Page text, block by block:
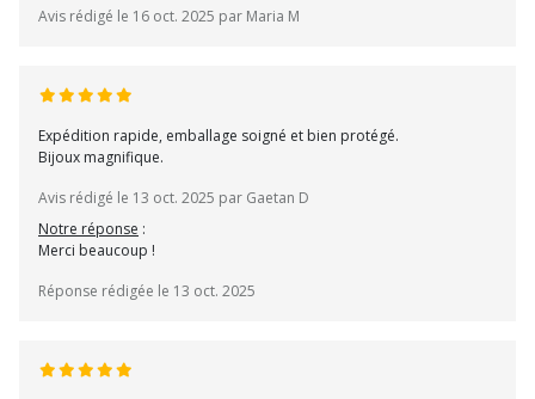
Avis rédigé le 16 oct. 2025 par Maria M
Expédition rapide, emballage soigné et bien protégé.
Bijoux magnifique.
Avis rédigé le 13 oct. 2025 par Gaetan D
Notre réponse :
Merci beaucoup !
Réponse rédigée le 13 oct. 2025